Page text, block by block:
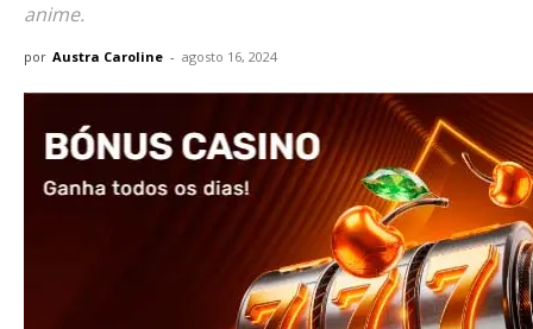
anime.
por Austra Caroline - agosto 16, 2024